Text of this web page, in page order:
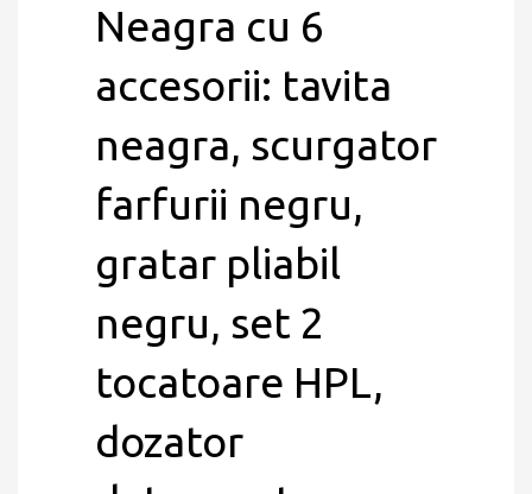
Neagra cu 6
accesorii: tavita
neagra, scurgator
farfurii negru,
gratar pliabil
negru, set 2
tocatoare HPL,
dozator